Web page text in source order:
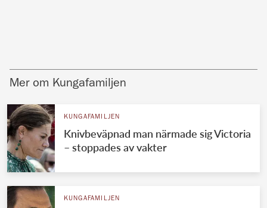
Mer om Kungafamiljen
KUNGAFAMILJEN
Knivbeväpnad man närmade sig Victoria
– stoppades av vakter
KUNGAFAMILJEN